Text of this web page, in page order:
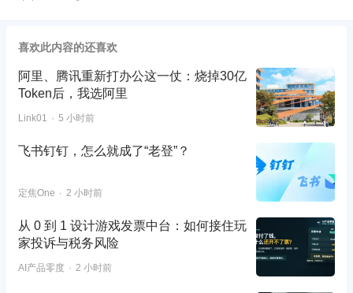
喜欢此内容的还喜欢
阿里、腾讯重新打办公这一仗：烧掉30亿
Token后，我选阿里
Link01 5 小时前
飞书钉钉，怎么就成了“老登”？
定焦One 2 小时前
从 0 到 1 设计游戏发票中台：如何接住玩
家投诉与税务风险
AI产品零度 2 小时前